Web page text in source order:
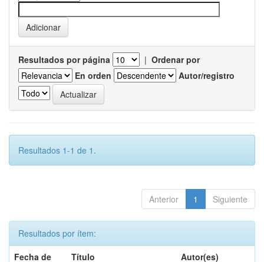
Resultados por página | Ordenar por
En orden
Autor/registro
Resultados 1-1 de 1.
Anterior 1 Siguiente
Resultados por ítem:
Fecha de
Título Autor(es)